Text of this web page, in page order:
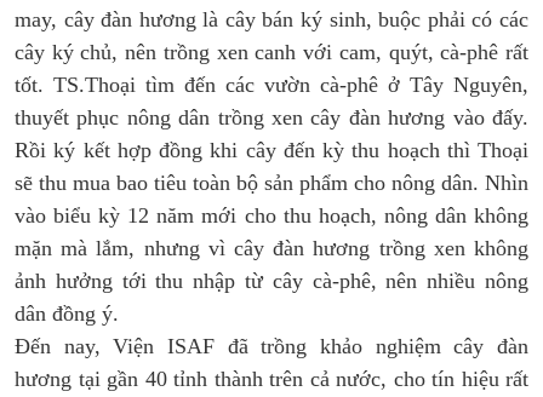
may, cây đàn hương là cây bán ký sinh, buộc phải có các
cây ký chủ, nên trồng xen canh với cam, quýt, cà-phê rất
tốt. TS.Thoại tìm đến các vườn cà-phê ở Tây Nguyên,
thuyết phục nông dân trồng xen cây đàn hương vào đấy.
Rồi ký kết hợp đồng khi cây đến kỳ thu hoạch thì Thoại
sẽ thu mua bao tiêu toàn bộ sản phẩm cho nông dân. Nhìn
vào biểu kỳ 12 năm mới cho thu hoạch, nông dân không
mặn mà lắm, nhưng vì cây đàn hương trồng xen không
ảnh hưởng tới thu nhập từ cây cà-phê, nên nhiều nông
dân đồng ý.
Đến nay, Viện ISAF đã trồng khảo nghiệm cây đàn
hương tại gần 40 tỉnh thành trên cả nước, cho tín hiệu rất